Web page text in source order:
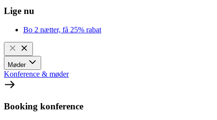
Lige nu
Bo 2 nætter, få 25% rabat
Møder
Konference & møder
Booking konference